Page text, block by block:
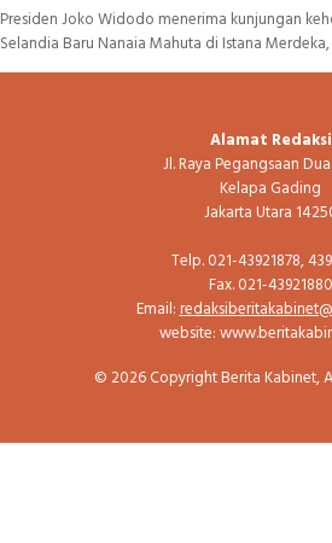
Presiden Joko Widodo menerima kunjungan
Selandia Baru Nanaia Mahuta di Istana Merdeka,
Alamat Redaksi
Jl. Raya Pegangsaan
Kelapa Gading
Jakarta Utara
Telp. 021-43921878,
Fax. 021-43921880
Email:
website:
© 2026 Copyright Berita Kabinet,